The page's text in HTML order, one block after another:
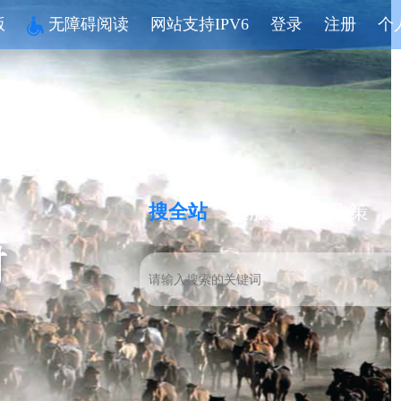
无障碍阅读 网站支持IPV6 登录 注册 个
搜全站 搜服务 搜政策